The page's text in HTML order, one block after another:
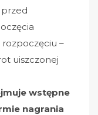
przed
–
uiszczonej
wstępne
nagrania